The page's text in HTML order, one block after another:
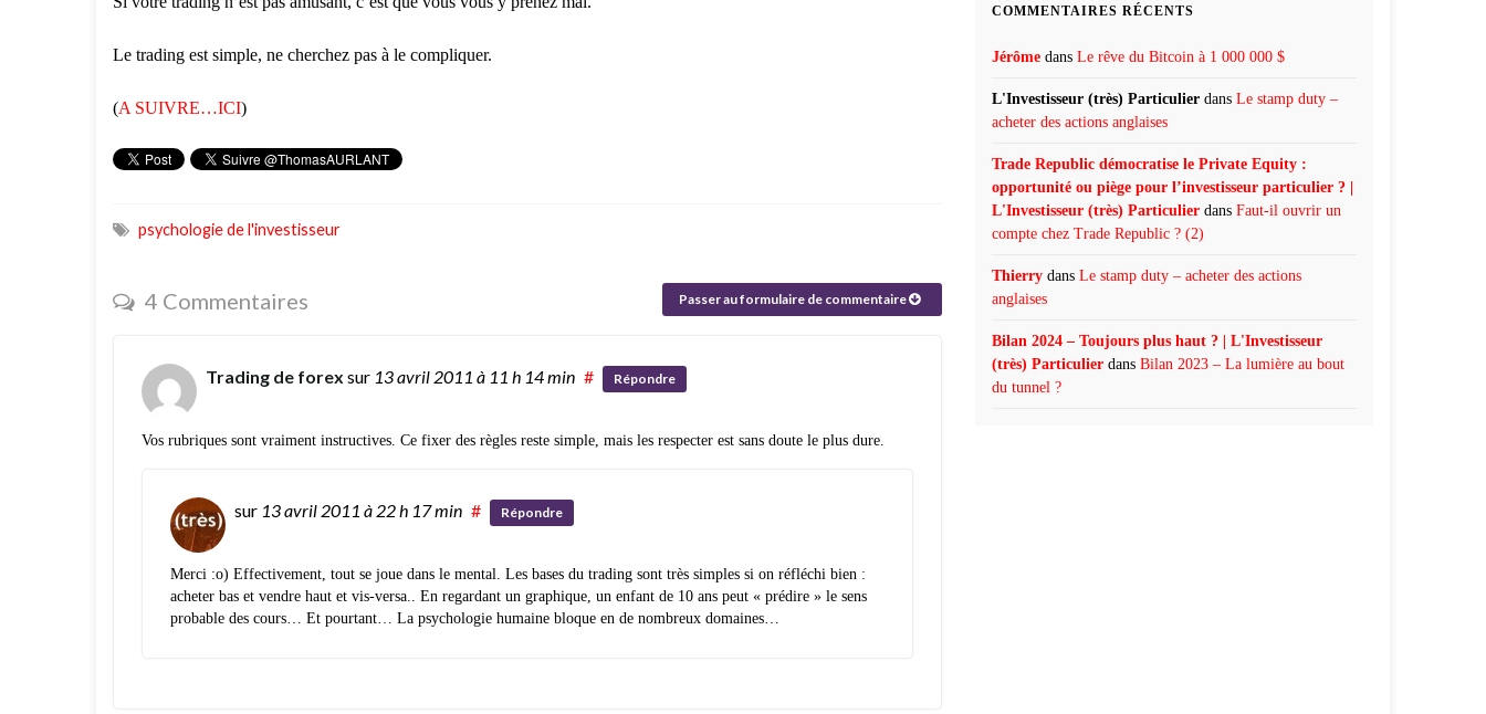
Le trading est simple, ne cherchez pas à le compliquer.
(A SUIVRE…ICI)
psychologie de l'investisseur
4 Commentaires Passer au formulaire de commentaire
Trading de forex sur 13 avril 2011 à 11 h 14 min # Répondre
Vos rubriques sont vraiment instructives. Ce fixer des règles reste simple, mais les respecter est sans doute le plus dure.
sur 13 avril 2011 à 22 h 17 min # Répondre
Merci :o) Effectivement, tout se joue dans le mental. Les bases du trading sont très simples si on réfléchi bien :
acheter bas et vendre haut et vis-versa.. En regardant un graphique, un enfant de 10 ans peut « prédire » le sens
probable des cours… Et pourtant… La psychologie humaine bloque en de nombreux domaines…
COMMENTAIRES RÉCENTS
Jérôme dans Le rêve du Bitcoin à 1 000 000 $
L'Investisseur (très) Particulier dans Le stamp duty –
acheter des actions anglaises
Trade Republic démocratise le Private Equity :
opportunité ou piège pour l’investisseur particulier ? |
L'Investisseur (très) Particulier dans Faut-il ouvrir un
compte chez Trade Republic ? (2)
Thierry dans Le stamp duty – acheter des actions
anglaises
Bilan 2024 – Toujours plus haut ? | L'Investisseur
(très) Particulier dans Bilan 2023 – La lumière au bout
du tunnel ?